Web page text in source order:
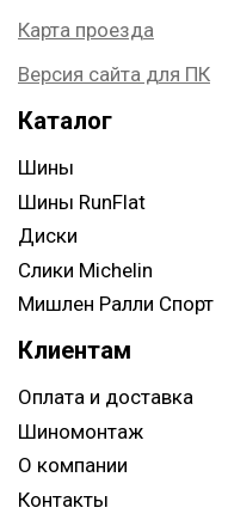
Карта проезда
Версия сайта для ПК
Каталог
Шины
Шины RunFlat
Диски
Слики Michelin
Мишлен Ралли Спорт
Клиентам
Оплата и доставка
Шиномонтаж
О компании
Контакты